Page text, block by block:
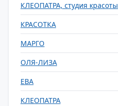
КЛЕОПАТРА, студия красоты
КРАСОТКА
МАРГО
ОЛЯ-ЛИЗА
ЕВА
КЛЕОПАТРА